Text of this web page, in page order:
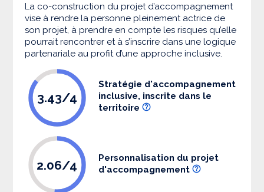
La co-construction du projet d’accompagnement
vise à rendre la personne pleinement actrice de
son projet, à prendre en compte les risques qu’elle
pourrait rencontrer et à s’inscrire dans une logique
partenariale au profit d’une approche inclusive.
3.43/4
Stratégie d'accompagnement
inclusive, inscrite dans le
territoire
2.06/4
Personnalisation du projet
d'accompagnement